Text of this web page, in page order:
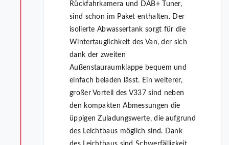
Rückfahrkamera und DAB+ Tuner,
sind schon im Paket enthalten. Der
isolierte Abwassertank sorgt für die
Wintertauglichkeit des Van, der sich
dank der zweiten
Außenstauraumklappe bequem und
einfach beladen lässt. Ein weiterer,
großer Vorteil des V337 sind neben
den kompakten Abmessungen die
üppigen Zuladungswerte, die aufgrund
des Leichtbaus möglich sind. Dank